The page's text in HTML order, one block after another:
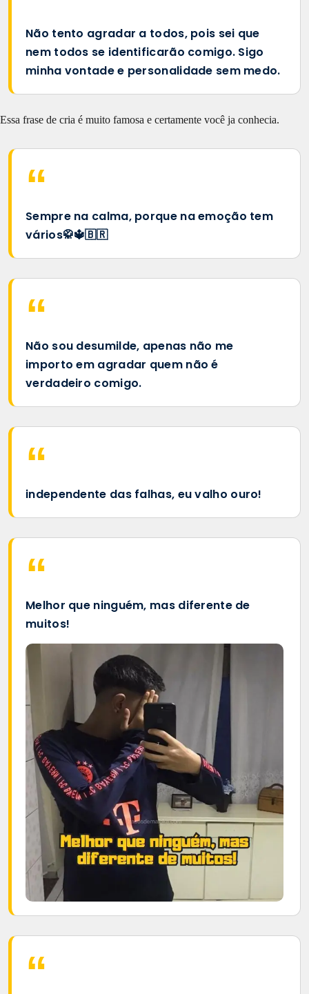
Não tento agradar a todos, pois sei que
nem todos se identificarão comigo. Sigo
minha vontade e personalidade sem medo.
Essa frase de cria é muito famosa e certamente você ja conhecia.
Sempre na calma, porque na emoção tem
vários🥋🔱🇧🇷
Não sou desumilde, apenas não me
importo em agradar quem não é
verdadeiro comigo.
independente das falhas, eu valho ouro!
Melhor que ninguém, mas diferente de
muitos!